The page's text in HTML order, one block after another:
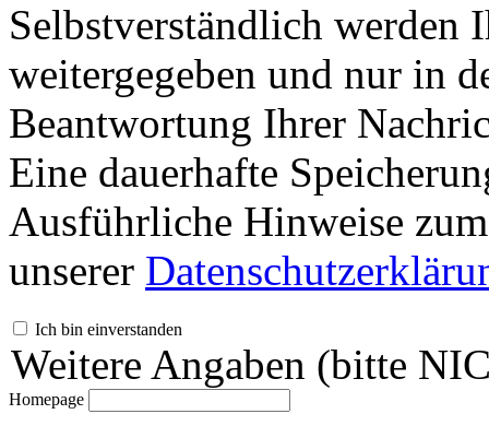
Selbstverständlich werden
weitergegeben und nur in
Beantwortung Ihrer
Eine dauerhafte
Ausführliche Hinweise
unserer
Ich bin einverstanden
Weitere Angaben (bitte
Homepage